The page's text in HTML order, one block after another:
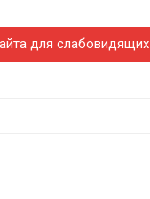
для слабовидящих